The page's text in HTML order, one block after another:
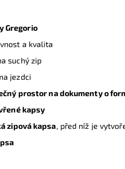
Gregorio
a kvalita
suchý zip
jezdci
prostor na dokumenty o
kapsy
zipová kapsa , před níž je